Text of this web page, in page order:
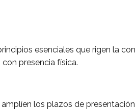
esenciales que rigen la
presencia física.
los plazos de